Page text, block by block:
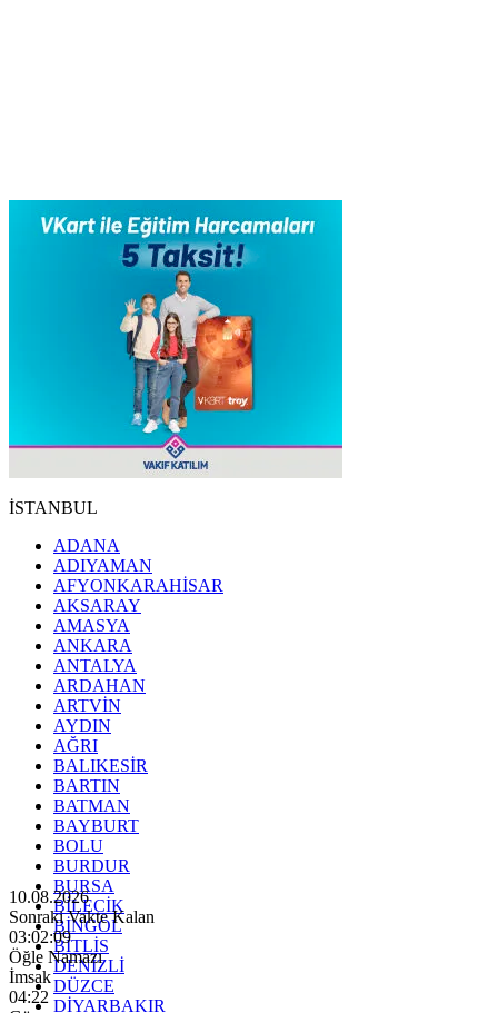
İSTANBUL
ADANA
ADIYAMAN
AFYONKARAHİSAR
AKSARAY
AMASYA
ANKARA
ANTALYA
ARDAHAN
ARTVİN
AYDIN
AĞRI
BALIKESİR
BARTIN
BATMAN
BAYBURT
BOLU
BURDUR
BURSA
BİLECİK
BİNGÖL
BİTLİS
DENİZLİ
DÜZCE
DİYARBAKIR
10.08.2026
Sonraki Vakte Kalan
03:02:07
Öğle Namazı
İmsak
04:22